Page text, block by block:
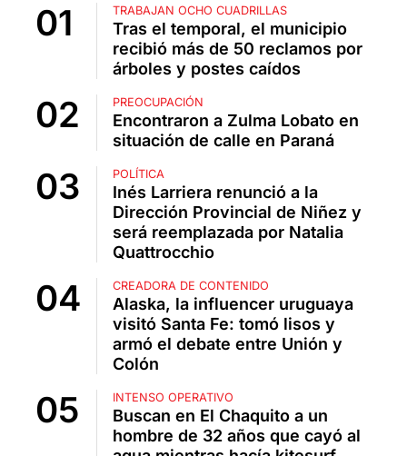
TRABAJAN OCHO CUADRILLAS
Tras el temporal, el municipio
recibió más de 50 reclamos por
árboles y postes caídos
PREOCUPACIÓN
Encontraron a Zulma Lobato en
situación de calle en Paraná
POLÍTICA
Inés Larriera renunció a la
Dirección Provincial de Niñez y
será reemplazada por Natalia
Quattrocchio
CREADORA DE CONTENIDO
Alaska, la influencer uruguaya
visitó Santa Fe: tomó lisos y
armó el debate entre Unión y
Colón
INTENSO OPERATIVO
Buscan en El Chaquito a un
hombre de 32 años que cayó al